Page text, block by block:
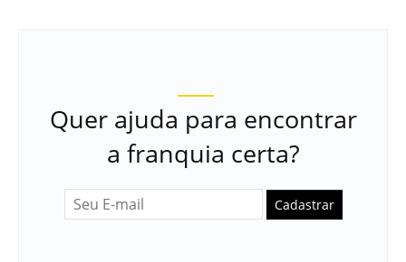
Quer ajuda para encontrar
a franquia certa?
Cadastrar